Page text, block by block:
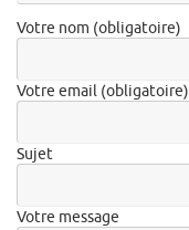
Votre nom (obligatoire)
Votre email (obligatoire)
Sujet
Votre message